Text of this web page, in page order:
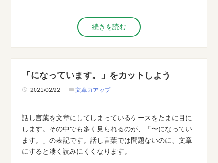
続きを読む
「になっています。」をカットしよう
2021/02/22 文章力アップ
話し言葉を文章にしてしまっているケースをたまに目に
します。その中でも多く見られるのが、「〜になってい
ます。」の表記です。話し言葉では問題ないのに、文章
にすると凄く読みにくくなります。